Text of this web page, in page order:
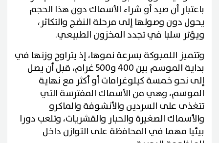
باعتبار أن صيد أو شراء الأسماك دون هذا الحجم
يحول دون وصولها إلى مرحلة النضج والتكاثر،
ويؤثر سلبا في تجدد المخزون الطبيعي.
وتتميز اللمبوكة بسرعة نموها، إذ يتراوح وزنها في
بداية الموسم بين 400 و500 غرام، قبل أن يصل
إلى نحو خمسة كيلوغرامات أو أكثر مع نهاية
الموسم، وهي من الأسماك المفترسة التي
تتغذى على السردين والأنشوفة والماكرو
والأسماك الصغيرة والحبار والقشريات، وتلعب دورا
بيئيا مهما في المحافظة على التوازن داخل